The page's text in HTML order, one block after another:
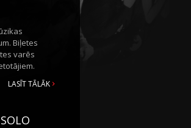
Biļetes
varēs
LASĪT TĀLĀK